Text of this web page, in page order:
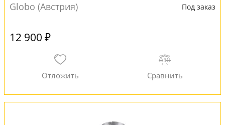
Globo (Австрия) Под заказ
12 900 ₽